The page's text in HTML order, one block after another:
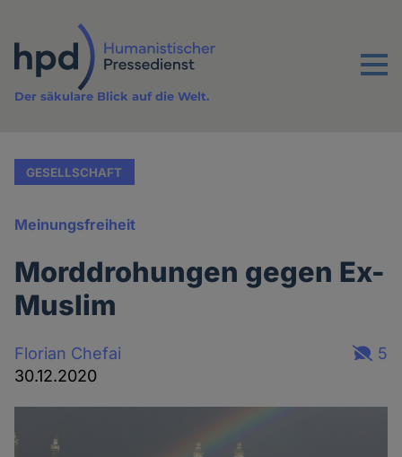
Inhalt
Menu
Der säkulare Blick auf die Welt.
GESELLSCHAFT
Meinungsfreiheit
Morddrohungen gegen Ex-
Muslim
Florian Chefai
30.12.2020
5